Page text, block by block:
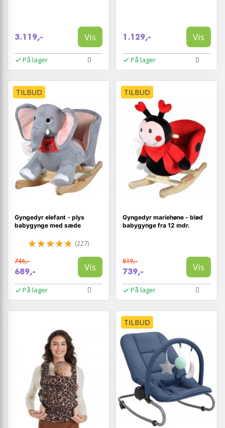
3.119,- Vis
På lager
1.129,- Vis
På lager
TILBUD
Gyngedyr elefant - plys
babygynge med sæde
(227)
746,-
689,- Vis
På lager
TILBUD
Gyngedyr mariehøne - blød
babygynge fra 12 mdr.
819,-
739,- Vis
På lager
TILBUD